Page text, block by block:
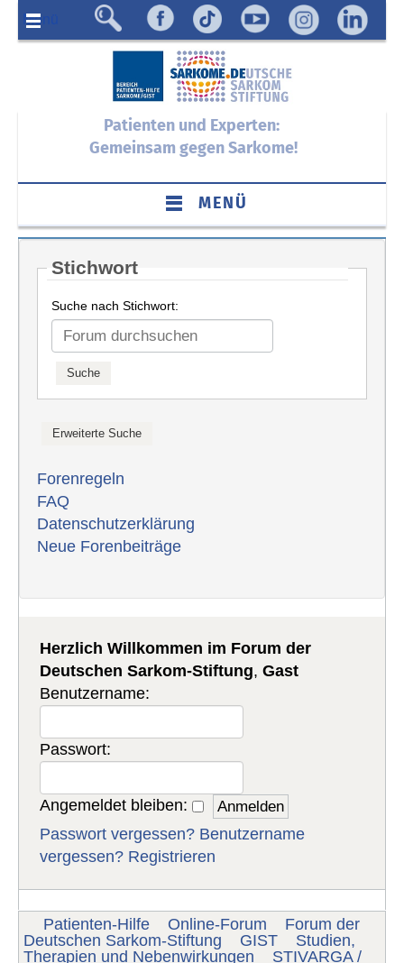
Menü
Patienten und Experten:
Gemeinsam gegen Sarkome!
MENÜ
Stichwort
Suche nach Stichwort:
Forenregeln
FAQ
Datenschutzerklärung
Neue Forenbeiträge
Herzlich Willkommen im Forum der
Deutschen Sarkom-Stiftung,Gast
Benutzername:
Passwort:
Angemeldet bleiben:
Passwort vergessen? Benutzername
vergessen? Registrieren
Patienten-Hilfe Online-Forum
Forum der
Deutschen Sarkom-Stiftung
GIST
Studien,
Therapien und Nebenwirkungen
STIVARGA /